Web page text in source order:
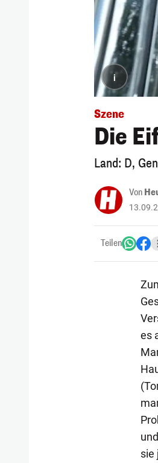
i
Szene
Die
Land: D,
Von
Teilen
es
sie